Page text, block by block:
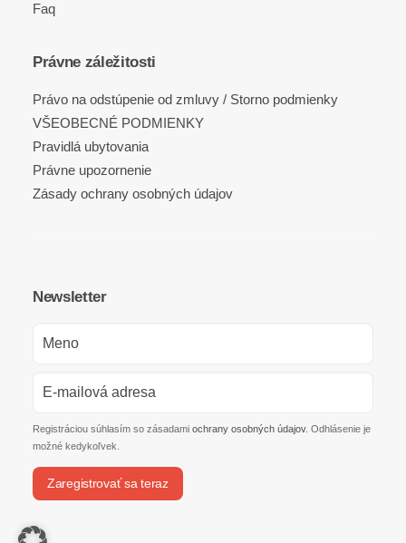
Faq
Právne záležitosti
Právo na odstúpenie od zmluvy / Storno podmienky
VŠEOBECNÉ PODMIENKY
Pravidlá ubytovania
Právne upozornenie
Zásady ochrany osobných údajov
Newsletter
Registráciou súhlasím so zásadami ochrany osobných údajov. Odhlásenie je
možné kedykoľvek.